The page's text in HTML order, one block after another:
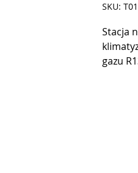
SKU:
Stacja
gazu